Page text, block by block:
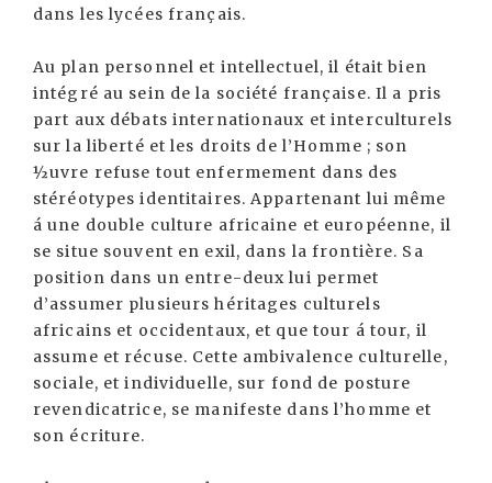
dans les lycées français.
Au plan personnel et intellectuel, il était bien
intégré au sein de la société française. Il a pris
part aux débats internationaux et interculturels
sur la liberté et les droits de l’Homme ; son
½uvre refuse tout enfermement dans des
stéréotypes identitaires. Appartenant lui même
á une double culture africaine et européenne, il
se situe souvent en exil, dans la frontière. Sa
position dans un entre-deux lui permet
d’assumer plusieurs héritages culturels
africains et occidentaux, et que tour á tour, il
assume et récuse. Cette ambivalence culturelle,
sociale, et individuelle, sur fond de posture
revendicatrice, se manifeste dans l’homme et
son écriture.